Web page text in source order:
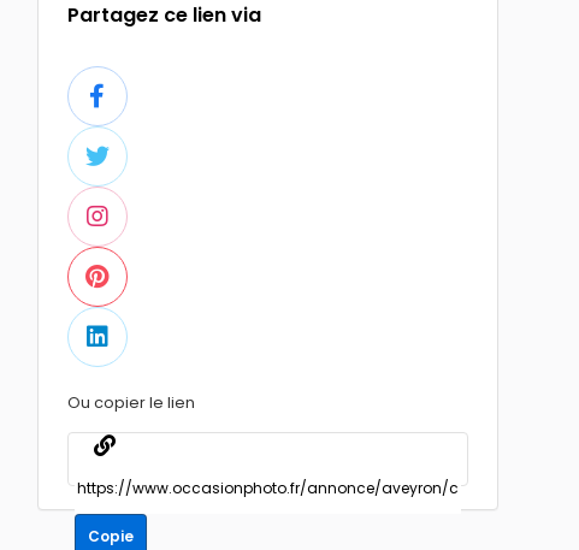
Partagez ce lien via
Ou copier le lien
Copie